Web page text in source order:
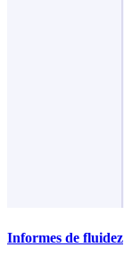
Informes de fluidez